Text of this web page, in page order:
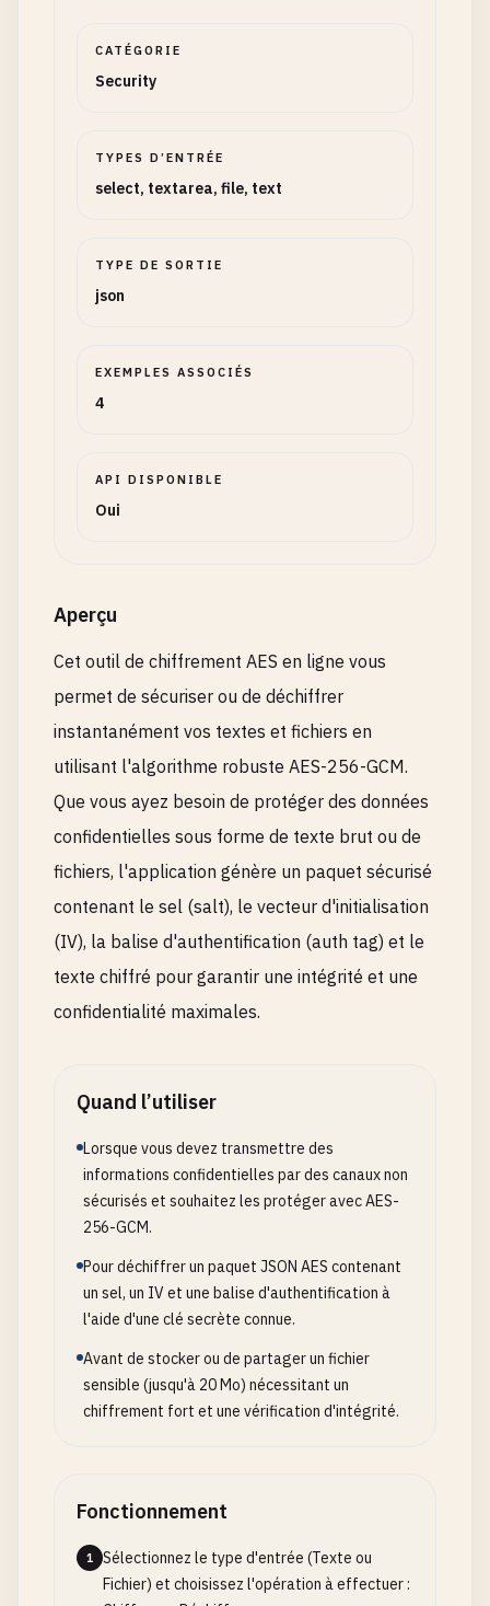
CATÉGORIE
Security
TYPES D’ENTRÉE
select, textarea, file, text
TYPE DE SORTIE
json
EXEMPLES ASSOCIÉS
4
API DISPONIBLE
Oui
Aperçu
Cet outil de chiffrement AES en ligne vous
permet de sécuriser ou de déchiffrer
instantanément vos textes et fichiers en
utilisant l'algorithme robuste AES-256-GCM.
Que vous ayez besoin de protéger des données
confidentielles sous forme de texte brut ou de
fichiers, l'application génère un paquet sécurisé
contenant le sel (salt), le vecteur d'initialisation
(IV), la balise d'authentification (auth tag) et le
texte chiffré pour garantir une intégrité et une
confidentialité maximales.
Quand l’utiliser
Lorsque vous devez transmettre des
informations confidentielles par des canaux non
sécurisés et souhaitez les protéger avec AES-
256-GCM.
Pour déchiffrer un paquet JSON AES contenant
un sel, un IV et une balise d'authentification à
l'aide d'une clé secrète connue.
Avant de stocker ou de partager un fichier
sensible (jusqu'à 20 Mo) nécessitant un
chiffrement fort et une vérification d'intégrité.
Fonctionnement
1
Sélectionnez le type d'entrée (Texte ou
Fichier) et choisissez l'opération à effectuer :